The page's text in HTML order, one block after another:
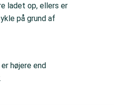
ladet op, ellers er
på grund af
højere end